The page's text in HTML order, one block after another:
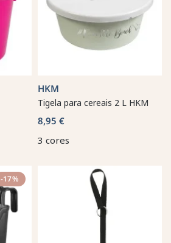
HKM
Tigela para cereais 2 L HKM
8,95 €
3 cores
-17%